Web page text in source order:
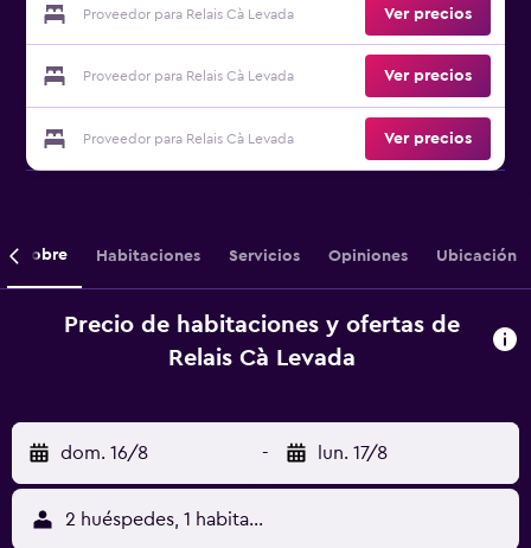
Proveedor para Relais Cà Levada Ver precios
Proveedor para Relais Cà Levada Ver precios
Proveedor para Relais Cà Levada Ver precios
Sobre Habitaciones Servicios Opiniones Ubicación
Precio de habitaciones y ofertas de
Relais Cà Levada
dom. 16/8 - lun. 17/8
2 huéspedes, 1 habitación